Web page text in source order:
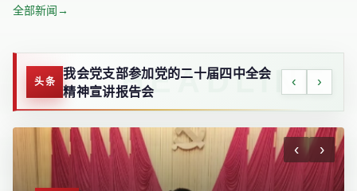
全部新闻 →
头条
携手共进 初心如磐-云南省替代种植发
展行业协会第五届会员大会在昆召开
‹ ›
‹ ›